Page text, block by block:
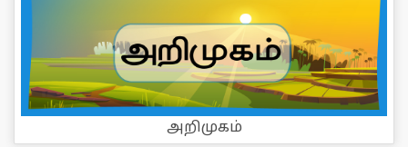
அறிமுகம்